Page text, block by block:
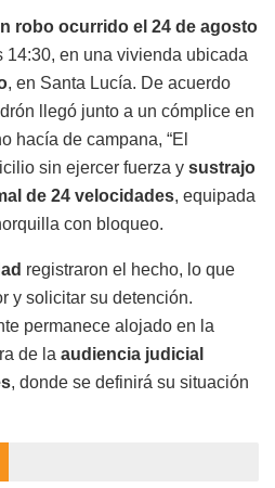
robo ocurrido el 24 de agosto
14:30, en una vivienda ubicada
, en Santa Lucía. De acuerdo
llegó junto a un cómplice en
hacía de campana, “El
sin ejercer fuerza y sustrajo
de 24 velocidades, equipada
con bloqueo.
registraron el hecho, lo que
y solicitar su detención.
permanece alojado en la
de la audiencia judicial
, donde se definirá su situación